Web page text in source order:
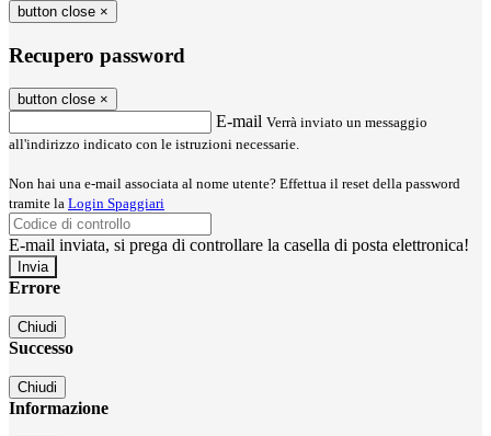
button close ×
Recupero password
button close ×
E-mail Verrà inviato un messaggio
all'indirizzo indicato con le istruzioni necessarie.
Non hai una e-mail associata al nome utente? Effettua il reset della password
tramite la Login Spaggiari
E-mail inviata, si prega di controllare la casella di posta elettronica!
Errore
Chiudi
Successo
Chiudi
Informazione